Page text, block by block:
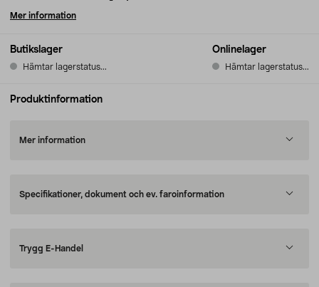
Butikslager
Hämtar lagerstatus...
Onlinelager
Hämtar lagerstatus...
Mer information
Produktinformation
Mer information
Specifikationer, dokument och ev. faroinformation
Trygg E-Handel